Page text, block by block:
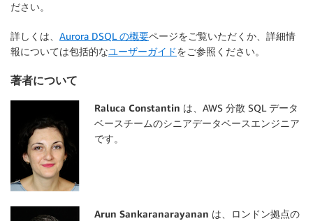
ださい。
詳しくは、 Aurora DSQL の概要ページをご覧いただくか、詳細情
報については包括的なユーザーガイドをご参照ください。
著者について
Raluca Constantin は、AWS 分散 SQL データ
ベースチームのシニアデータベースエンジニア
です。
Arun Sankaranarayanan は、ロンドン拠点の